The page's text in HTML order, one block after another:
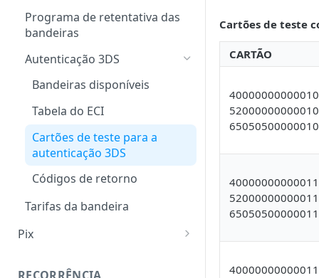
Programa de retentativa das
bandeiras
Autenticação 3DS
Bandeiras disponíveis
Tabela do ECI
Cartões de teste para a
autenticação 3DS
Códigos de retorno
Tarifas da bandeira
Pix
Cartões de teste
CARTÃO